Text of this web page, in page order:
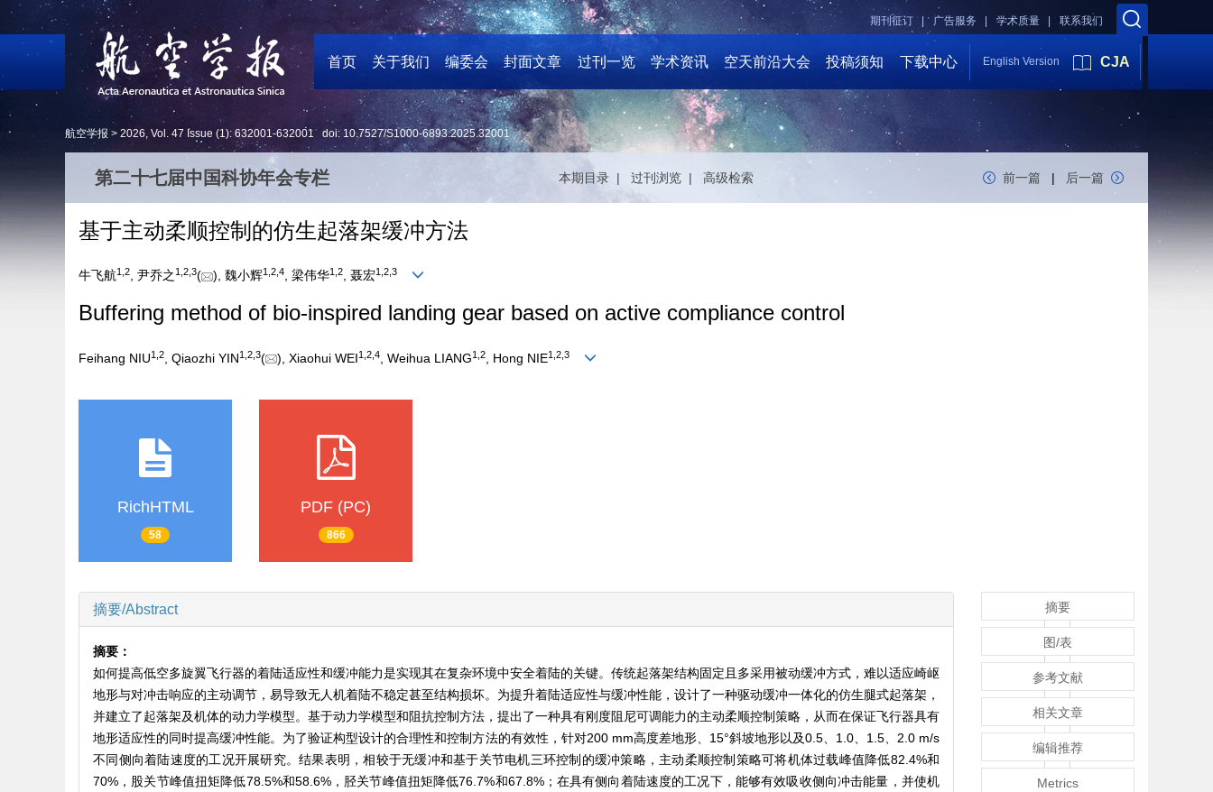
联系我们
学术质量 |
广告服务 |
期刊征订 |
首页 关于我们 编委会 封面文章 过刊一览 学术资讯 空天前沿大会 投稿须知 下载中心 English Version CJA
航空学报 > 2026, Vol. 47 Issue (1): 632001-632001 doi:10.7527/S1000-6893.2025.32001
第二十七届中国科协年会专栏 本期目录 | 过刊浏览 | 高级检索 前一篇 | 后一篇
基于主动柔顺控制的仿生起落架缓冲方法
牛飞航1 2, 尹乔之 1 2 3( ), 魏小辉1 2 4, 梁伟华1 2, 聂宏1 2 3
Buffering method of bio-inspired landing gear based on active compliance control
Feihang NIU1 2 , Qiaozhi YIN1 2 3( ), Xiaohui WEI1 2 4 , Weihua LIANG1 2 , Hong NIE1 2 3
RichHTML
58
PDF (PC)
866
摘要/Abstract
摘要：
如何提高低空多旋翼飞行器的着陆适应性和缓冲能力是实现其在复杂环境中安全着陆的关键。传统起落架结构固定且多采用被动缓冲方式，难以适应崎岖
地形与对冲击响应的主动调节，易导致无人机着陆不稳定甚至结构损坏。为提升着陆适应性与缓冲性能，设计了一种驱动缓冲一体化的仿生腿式起落架，
并建立了起落架及机体的动力学模型。基于动力学模型和阻抗控制方法，提出了一种具有刚度阻尼可调能力的主动柔顺控制策略，从而在保证飞行器具有
地形适应性的同时提高缓冲性能。为了验证构型设计的合理性和控制方法的有效性，针对200 mm高度差地形、15°斜坡地形以及0.5、1.0、1.5、2.0 m/s
不同侧向着陆速度的工况开展研究。结果表明，相较于无缓冲和基于关节电机三环控制的缓冲策略，主动柔顺控制策略可将机体过载峰值降低82.4%和
70%，股关节峰值扭矩降低78.5%和58.6%，胫关节峰值扭矩降低76.7%和67.8%；在具有侧向着陆速度的工况下，能够有效吸收侧向冲击能量，并使机
摘要
图/表
参考文献
相关文章
编辑推荐
Metrics